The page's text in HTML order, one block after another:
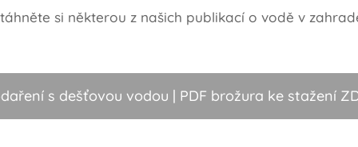
si některou z našich publikací o vodě v
s dešťovou vodou | PDF brožura ke stažení